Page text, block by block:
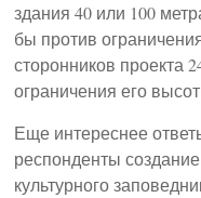
здания 40 или 100
бы против
сторонников проекта
ограничения его
Еще интереснее
респонденты
культурного